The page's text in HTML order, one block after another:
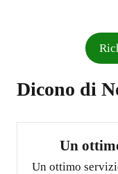
Dicono di
Un
Un ottimo